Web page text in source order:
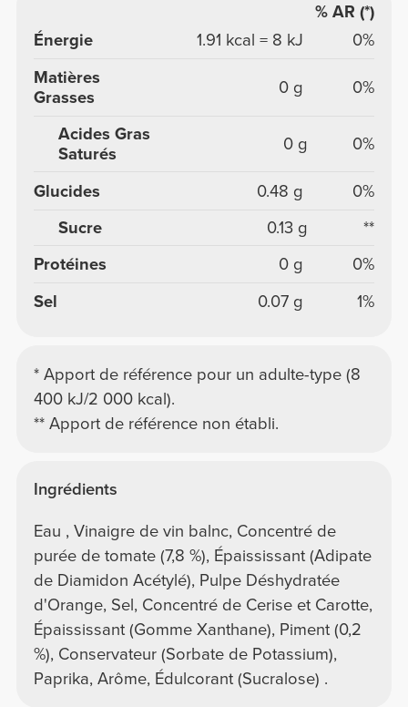
% AR (*)
Énergie
1.91 kcal = 8 kJ
0%
Matières
Grasses
0 g 0%
Acides Gras
Saturés
0 g 0%
Glucides 0.48 g
0%
Sucre
0.13 g
**
Protéines
0 g
0%
Sel
0.07 g 1%
* Apport de référence pour un adulte-type (8
400 kJ/2 000 kcal).
** Apport de référence non établi.
Ingrédients
Eau , Vinaigre de vin balnc, Concentré de
purée de tomate (7,8 %), Épaississant (Adipate
de Diamidon Acétylé), Pulpe Déshydratée
d'Orange, Sel, Concentré de Cerise et Carotte,
Épaississant (Gomme Xanthane), Piment (0,2
%), Conservateur (Sorbate de Potassium),
Paprika, Arôme, Édulcorant (Sucralose) .